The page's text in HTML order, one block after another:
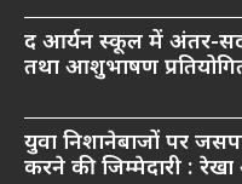
द आर्यन स्कूल में अंतर-
तथा आशुभाषण
युवा निशानेबाजों पर
करने की जिम्मेदारी : रेखा